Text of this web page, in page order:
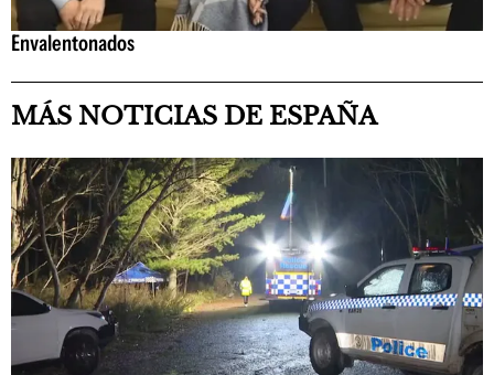
Envalentonados
MÁS NOTICIAS DE ESPAÑA